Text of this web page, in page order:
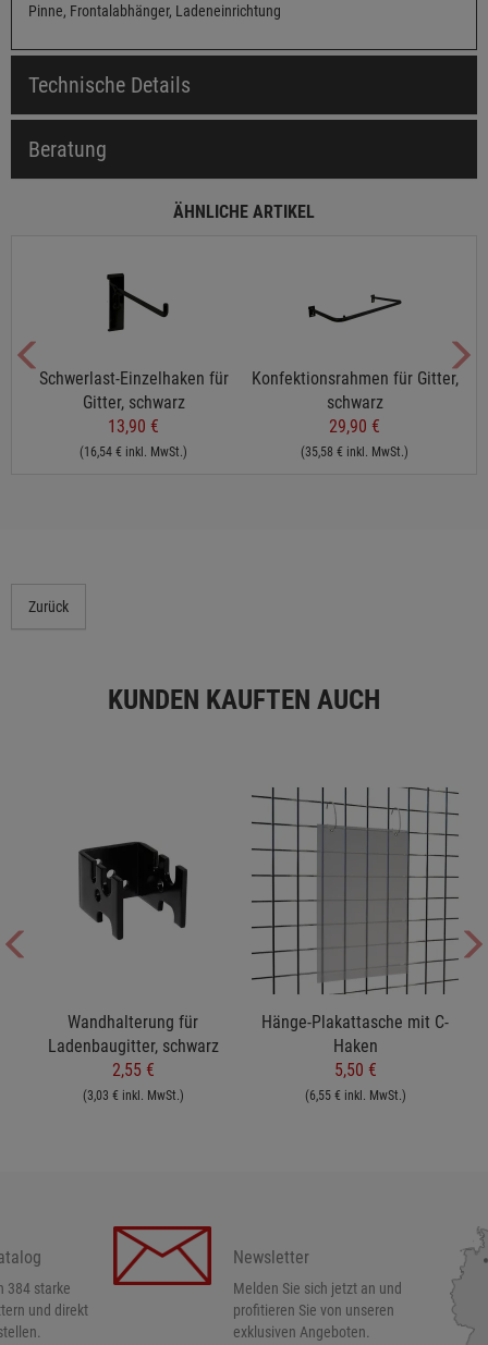
Pinne, Frontalabhänger, Ladeneinrichtung
Technische Details
Beratung
ÄHNLICHE ARTIKEL
Schwerlast-Einzelhaken für
Gitter, schwarz
13,90 €
(16,54 € inkl. MwSt.)
Konfektionsrahmen für Gitter,
schwarz
29,90 €
(35,58 € inkl. MwSt.)
Zurück
KUNDEN KAUFTEN AUCH
Wandhalterung für
Ladenbaugitter, schwarz
2,55 €
(3,03 € inkl. MwSt.)
Hänge-Plakattasche mit C-
Haken
5,50 €
(6,55 € inkl. MwSt.)
384 starke
und direkt
Newsletter
Melden Sie sich jetzt an und
profitieren Sie von unseren
exklusiven Angeboten.